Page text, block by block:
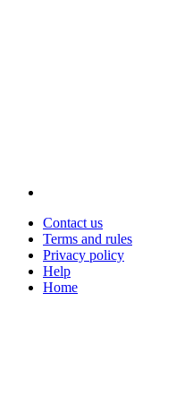
Contact us
Terms and rules
Privacy policy
Help
Home